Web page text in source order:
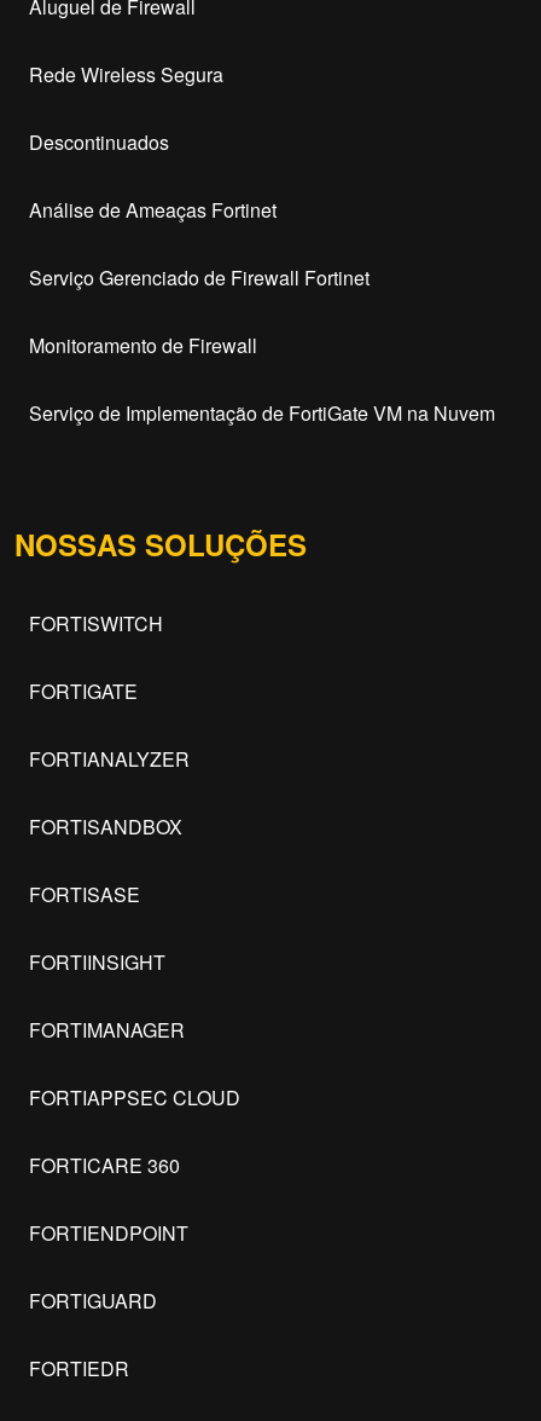
Aluguel de Firewall
Rede Wireless Segura
Descontinuados
Análise de Ameaças Fortinet
Serviço Gerenciado de Firewall Fortinet
Monitoramento de Firewall
Serviço de Implementação de FortiGate VM na Nuvem
NOSSAS SOLUÇÕES
FORTISWITCH
FORTIGATE
FORTIANALYZER
FORTISANDBOX
FORTISASE
FORTIINSIGHT
FORTIMANAGER
FORTIAPPSEC CLOUD
FORTICARE 360
FORTIENDPOINT
FORTIGUARD
FORTIEDR